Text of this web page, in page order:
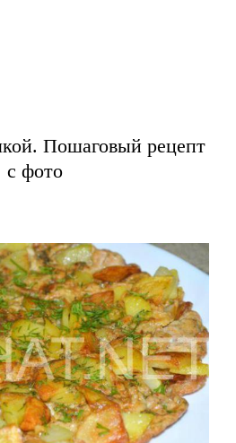
Пошаговый рецепт
с фото